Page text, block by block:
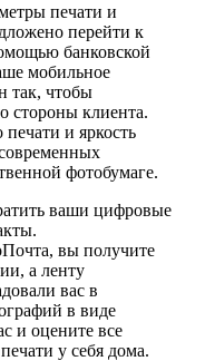
печати и
перейти к
банковской
мобильное
так, чтобы
стороны клиента.
и яркость
фотобумаге.
ваши цифровые
вы получите
а ленту
вас в
в виде
и оцените все
у себя дома.